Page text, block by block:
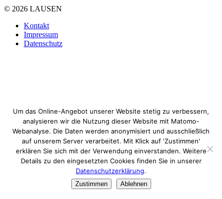
© 2026 LAUSEN
Kontakt
Impressum
Datenschutz
Um das Online-Angebot unserer Website stetig zu verbessern,
analysieren wir die Nutzung dieser Website mit Matomo-
Webanalyse. Die Daten werden anonymisiert und ausschließlich
auf unserem Server verarbeitet. Mit Klick auf 'Zustimmen'
erklären Sie sich mit der Verwendung einverstanden. Weitere
Details zu den eingesetzten Cookies finden Sie in unserer
Datenschutzerklärung.
Zustimmen Ablehnen